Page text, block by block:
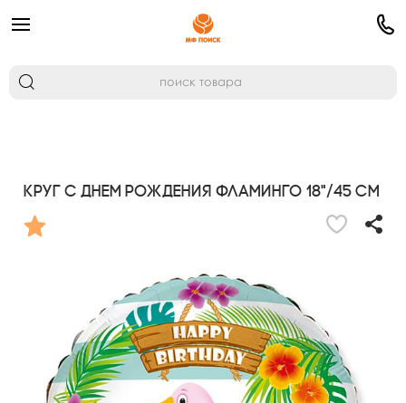
Круг С Днем Рождения Фламинго 18"/45 см